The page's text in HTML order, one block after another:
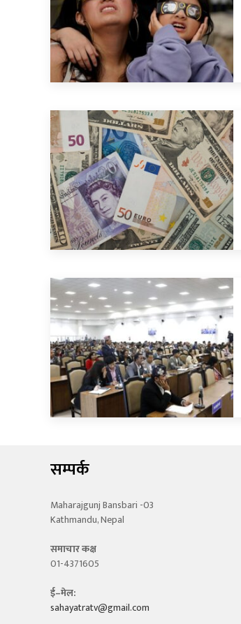
सम्पर्क
Maharajgunj Bansbari -03
Kathmandu, Nepal
समाचार कक्ष
01-4371605
ई–मेल:
sahayatratv@gmail.com